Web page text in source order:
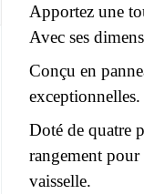
Apportez une
Avec ses
Conçu en
Doté de quatre
rangement
vaisselle.